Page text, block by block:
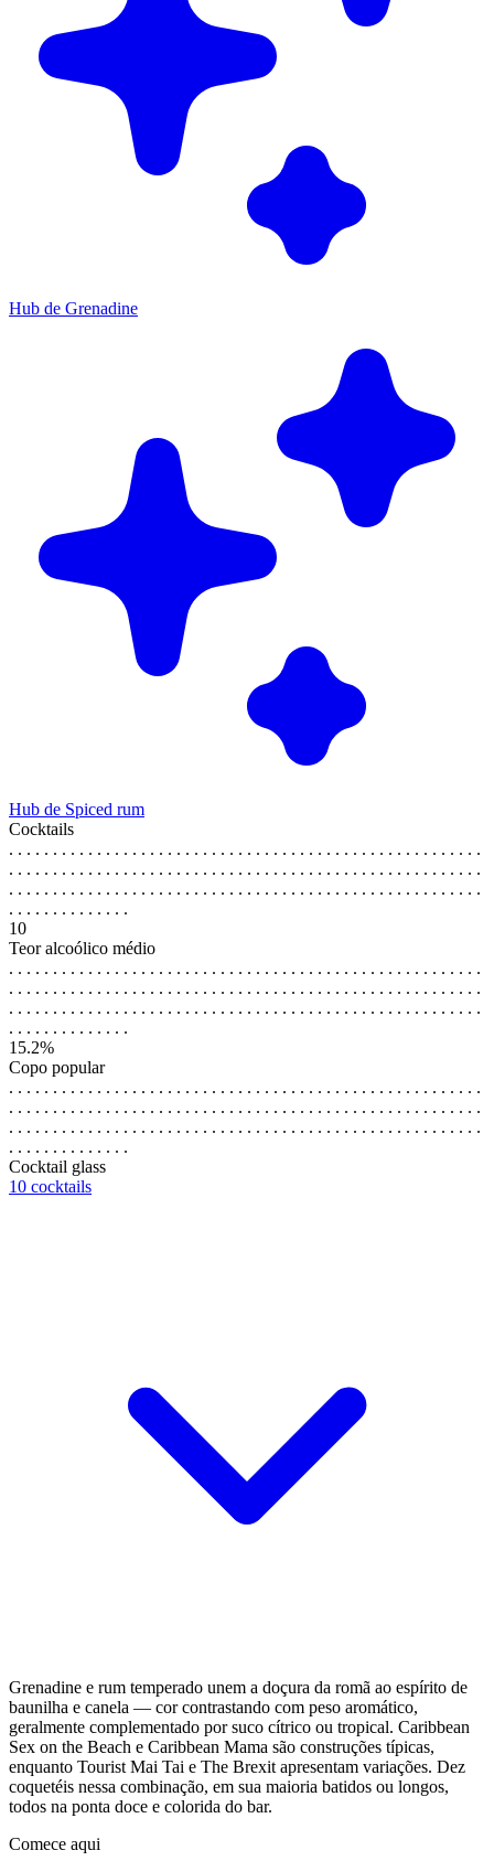
Hub de Grenadine
Hub de Spiced rum
Cocktails
. . . . . . . . . . . . . . . . . . . . . . . . . . . . . . . . . . . . . . . . . . . . . . . . . . . . . .
. . . . . . . . . . . . . . . . . . . . . . . . . . . . . . . . . . . . . . . . . . . . . . . . . . . . . .
. . . . . . . . . . . . . . . . . . . . . . . . . . . . . . . . . . . . . . . . . . . . . . . . . . . . . .
. . . . . . . . . . . . . .
10
Teor alcoólico médio
. . . . . . . . . . . . . . . . . . . . . . . . . . . . . . . . . . . . . . . . . . . . . . . . . . . . . .
. . . . . . . . . . . . . . . . . . . . . . . . . . . . . . . . . . . . . . . . . . . . . . . . . . . . . .
. . . . . . . . . . . . . . . . . . . . . . . . . . . . . . . . . . . . . . . . . . . . . . . . . . . . . .
. . . . . . . . . . . . . .
15.2%
Copo popular
. . . . . . . . . . . . . . . . . . . . . . . . . . . . . . . . . . . . . . . . . . . . . . . . . . . . . .
. . . . . . . . . . . . . . . . . . . . . . . . . . . . . . . . . . . . . . . . . . . . . . . . . . . . . .
. . . . . . . . . . . . . . . . . . . . . . . . . . . . . . . . . . . . . . . . . . . . . . . . . . . . . .
. . . . . . . . . . . . . .
Cocktail glass
10 cocktails
Grenadine e rum temperado unem a doçura da romã ao espírito de
baunilha e canela — cor contrastando com peso aromático,
geralmente complementado por suco cítrico ou tropical. Caribbean
Sex on the Beach e Caribbean Mama são construções típicas,
enquanto Tourist Mai Tai e The Brexit apresentam variações. Dez
coquetéis nessa combinação, em sua maioria batidos ou longos,
todos na ponta doce e colorida do bar.
Comece aqui